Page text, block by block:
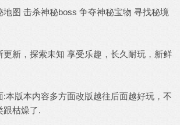
击杀神秘boss 争夺神秘宝物 寻找秘境
，探索未知 享受乐趣，长久耐玩，新鲜
版本内容多方面改版越往后面越好玩，不
跟枯燥了.